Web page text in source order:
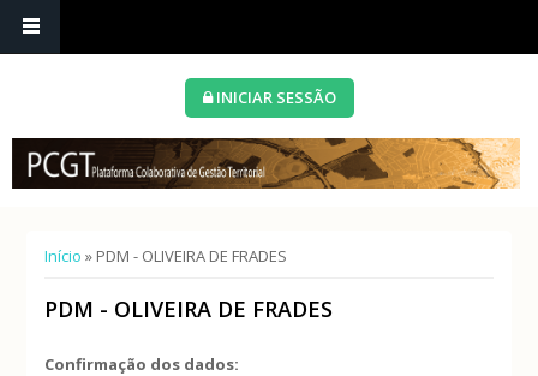
INICIAR SESSÃO
Está aqui
Início » PDM - OLIVEIRA DE FRADES
PDM - OLIVEIRA DE FRADES
Confirmação dos dados: